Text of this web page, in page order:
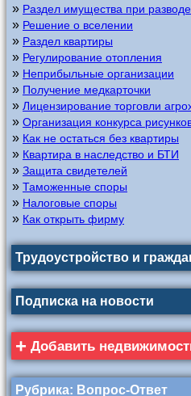
» Раздел имущества при разводе
» Решение о вселении
» Раздел квартиры
» Регулирование отопления
» Неприбыльные организации
» Получение медкарточки
» Лицензирование торговли
» Организация конкурса
» Как не остаться без квартиры
» Квартира в наследство и БТИ
» Защита свидетелей
» Таможенные споры
» Налоговые споры
» Как открыть фирму
Трудоустройство и
Подписка на новости
+ Добавить
Рубрика: Вопрос-Ответ